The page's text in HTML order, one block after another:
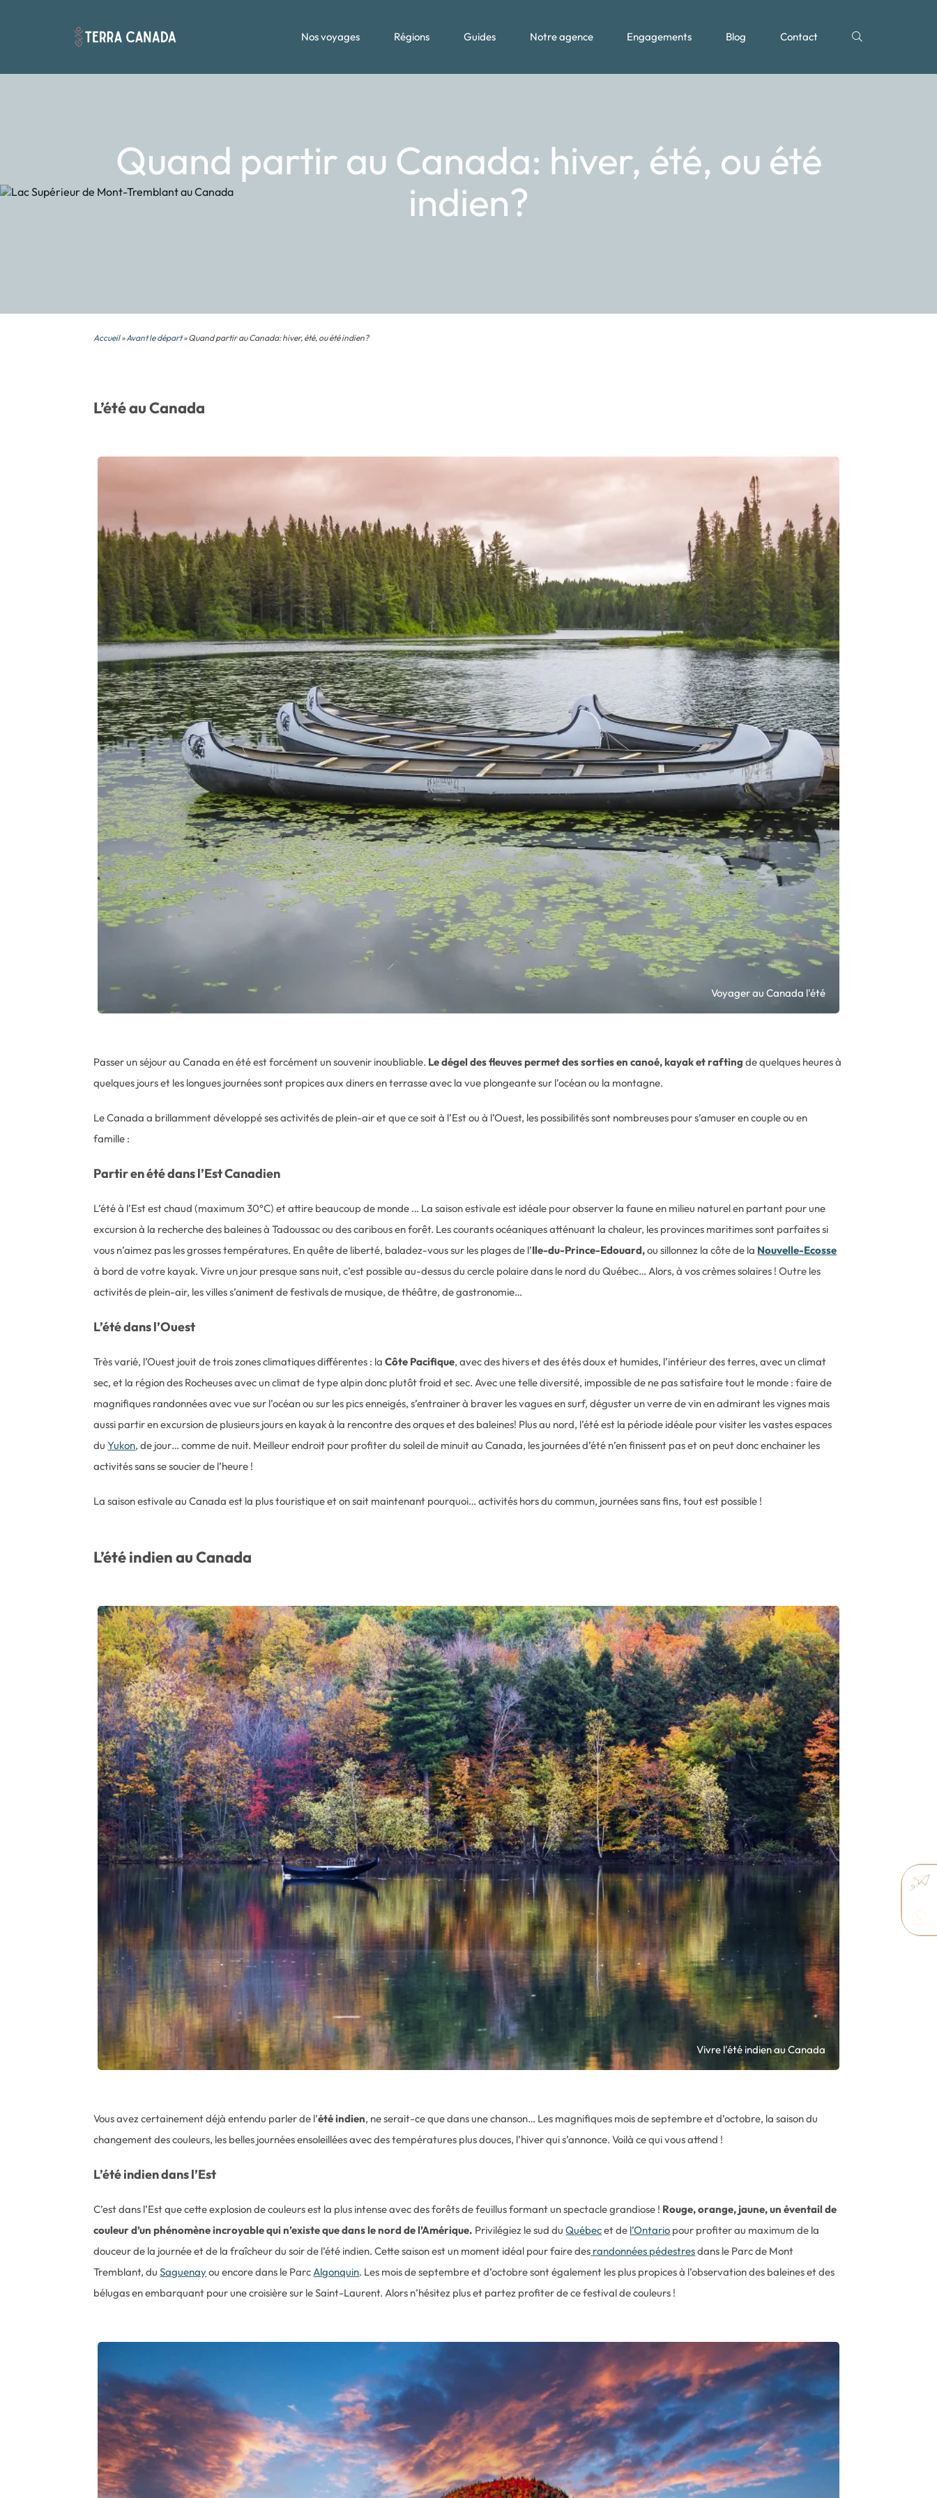
Nos voyages Régions Guides Notre agence Engagements Blog Contact
Quand partir au Canada: hiver, été, ou été
indien?
Accueil»Avant le départ» Quand partir au Canada: hiver, été, ou été indien?
L’été au Canada
Voyager au Canada l'été
Passer un séjour au Canada en été est forcément un souvenir inoubliable. Le dégel des fleuves permet des sorties en canoé, kayak et rafting de quelques heures à
quelques jours et les longues journées sont propices aux diners en terrasse avec la vue plongeante sur l’océan ou la montagne.
Le Canada a brillamment développé ses activités de plein-air et que ce soit à l’Est ou à l’Ouest, les possibilités sont nombreuses pour s’amuser en couple ou en
famille :
Partir en été dans l’Est Canadien
L’été à l’Est est chaud (maximum 30°C) et attire beaucoup de monde … La saison estivale est idéale pour observer la faune en milieu naturel en partant pour une
excursion à la recherche des baleines à Tadoussac ou des caribous en forêt. Les courants océaniques atténuant la chaleur, les provinces maritimes sont parfaites si
vous n’aimez pas les grosses températures. En quête de liberté, baladez-vous sur les plages de l’Ile-du-Prince-Edouard,ou sillonnez la côte de la Nouvelle-Ecosse
à bord de votre kayak. Vivre un jour presque sans nuit, c’est possible au-dessus du cercle polaire dans le nord du Québec… Alors, à vos crèmes solaires ! Outre les
activités de plein-air, les villes s’animent de festivals de musique, de théâtre, de gastronomie…
L’été dans l’Ouest
Très varié, l’Ouest jouit de trois zones climatiques différentes : laCôte Pacifique, avec des hivers et des étés doux et humides, l’intérieur des terres, avec un climat
sec, et la région des Rocheuses avec un climat de type alpin donc plutôt froid et sec. Avec une telle diversité, impossible de ne pas satisfaire tout le monde : faire de
magnifiques randonnées avec vue sur l’océan ou sur les pics enneigés, s’entrainer à braver les vagues en surf, déguster un verre de vin en admirant les vignes mais
aussi partir en excursion de plusieurs jours en kayak à la rencontre des orques et des baleines! Plus au nord, l’été est la période idéale pour visiter les vastes espaces
duYukon, de jour… comme de nuit. Meilleur endroit pour profiter du soleil de minuit au Canada, les journées d’été n’en finissent pas et on peut donc enchainer les
activités sans se soucier de l’heure !
La saison estivale au Canada est la plus touristique et on sait maintenant pourquoi… activités hors du commun, journées sans fins, tout est possible !
L’été indien au Canada
Vivre l'été indien au Canada
Vous avez certainement déjà entendu parler de l’été indien, ne serait-ce que dans une chanson… Les magnifiques mois de septembre et d’octobre, la saison du
changement des couleurs, les belles journées ensoleillées avec des températures plus douces, l’hiver qui s’annonce. Voilà ce qui vous attend !
L’été indien dans l’Est
C’est dans l’Est que cette explosion de couleurs est la plus intense avec des forêts de feuillus formant un spectacle grandiose ! Rouge, orange, jaune, un éventail de
couleur d’un phénomène incroyable qui n’existe que dans le nord de l’Amérique. Privilégiez le sud duQuébecet de l’Ontario pour profiter au maximum de la
douceur de la journée et de la fraîcheur du soir de l’été indien. Cette saison est un moment idéal pour faire des randonnées pédestresdans le Parc de Mont
Tremblant, duSaguenayou encore dans le ParcAlgonquin. Les mois de septembre et d’octobre sont également les plus propices à l’observation des baleines et des
bélugas en embarquant pour une croisière sur le Saint-Laurent. Alors n’hésitez plus et partez profiter de ce festival de couleurs !